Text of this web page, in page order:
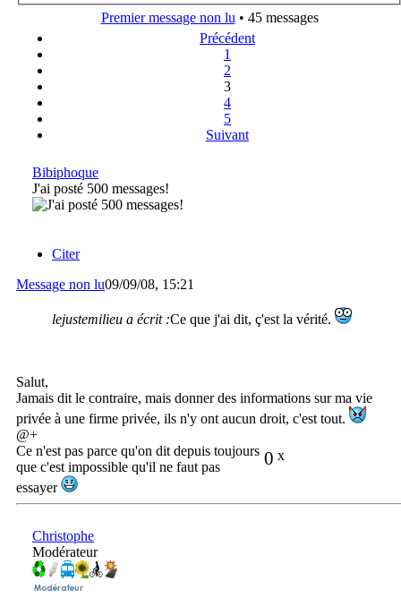
Premier message non lu • 45 messages
Précédent
1
2
3
4
5
Suivant
Bibiphoque
J'ai posté 500 messages!
Citer
Message non lu09/09/08, 15:21
lejustemilieu a écrit :Ce que j'ai dit, ç'est la vérité.
Salut,
Jamais dit le contraire, mais donner des informations sur ma vie
privée à une firme privée, ils n'y ont aucun droit, c'est tout.
@+
0 x
Ce n'est pas parce qu'on dit depuis toujours
que c'est impossible qu'il ne faut pas
essayer
Christophe
Modérateur